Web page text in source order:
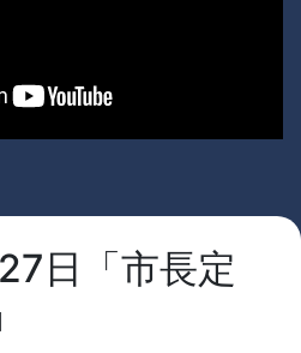
日「市長定